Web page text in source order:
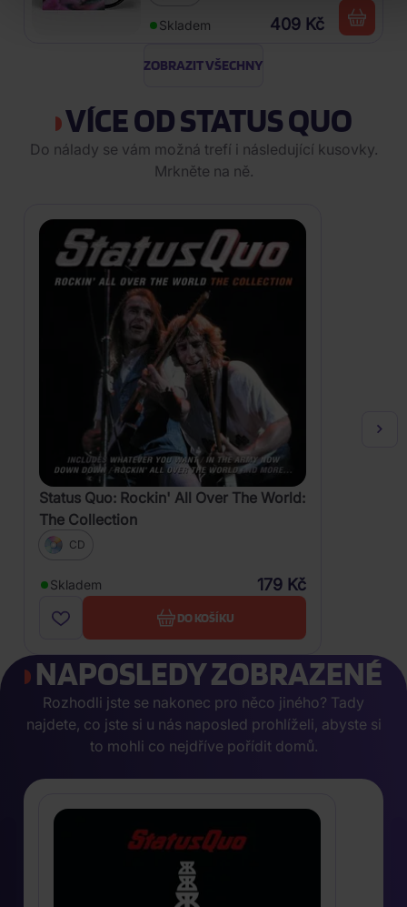
Skladem 409 Kč
ZOBRAZIT VŠECHNY
VÍCE OD STATUS QUO
Do nálady se vám možná trefí i následující kusovky.
Mrkněte na ně.
Status Quo: Rockin' All Over The World:
The Collection
CD
Skladem 179 Kč
DO KOŠÍKU
NAPOSLEDY ZOBRAZENÉ
Rozhodli jste se nakonec pro něco jiného? Tady
najdete, co jste si u nás naposled prohlíželi, abyste si
to mohli co nejdříve pořídit domů.